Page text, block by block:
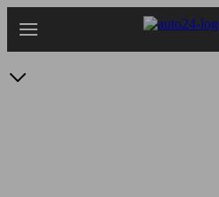
au